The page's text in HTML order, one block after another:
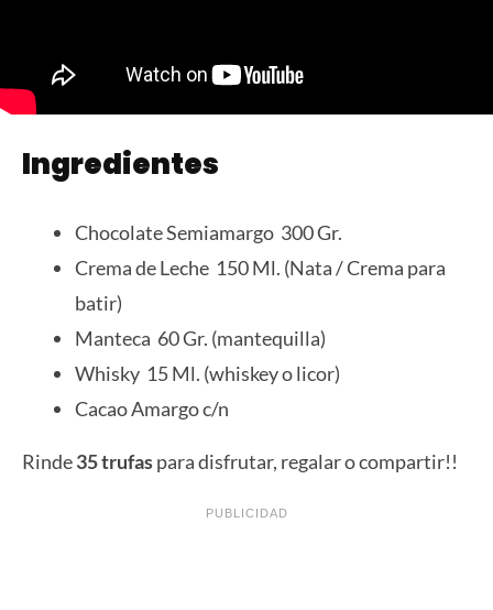
Ingredientes
Chocolate Semiamargo 300 Gr.
Crema de Leche 150 Ml. (Nata / Crema para
batir)
Manteca 60 Gr. (mantequilla)
Whisky 15 Ml. (whiskey o licor)
Cacao Amargo c/n
Rinde35 trufaspara disfrutar, regalar o compartir!!
PUBLICIDAD